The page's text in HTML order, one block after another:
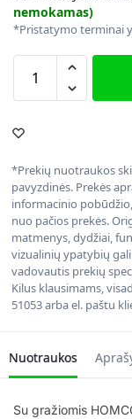
nemokamas)
*Pristatymo terminai
*Prekių nuotraukos
pavyzdinės. Prekės
informacinio
nuo pačios prekės.
matmenys, dydžiai,
vizualinių ypatybių
vadovautis prekių
Kilus klausimams,
51053 arba el. paštu
Nuotraukos
Su gražiomis